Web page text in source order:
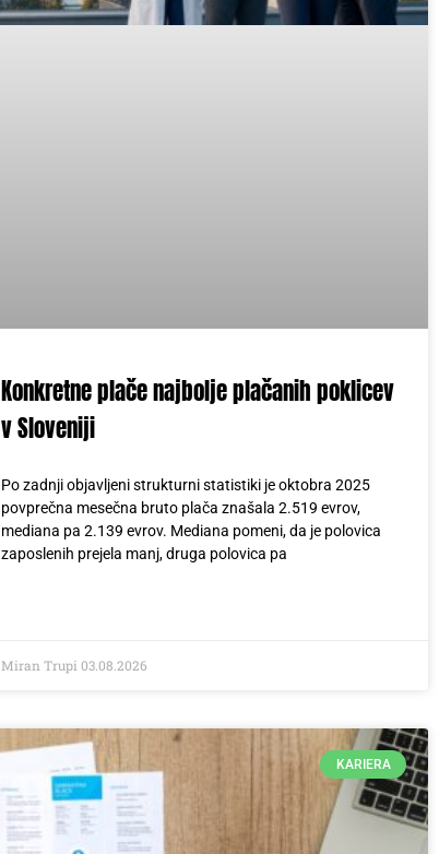
Konkretne plače najbolje plačanih poklicev
v Sloveniji
Po zadnji objavljeni strukturni statistiki je oktobra 2025
povprečna mesečna bruto plača znašala 2.519 evrov,
mediana pa 2.139 evrov. Mediana pomeni, da je polovica
zaposlenih prejela manj, druga polovica pa
Miran Trupi 03.08.2026
KARIERA